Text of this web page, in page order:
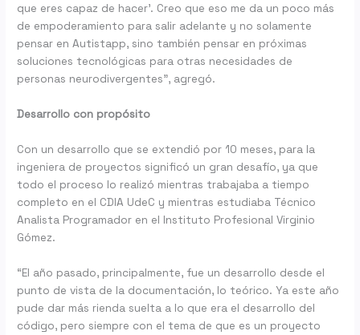
que eres capaz de hacer’. Creo que eso me da un poco más
de empoderamiento para salir adelante y no solamente
pensar en Autistapp, sino también pensar en próximas
soluciones tecnológicas para otras necesidades de
personas neurodivergentes”, agregó.
Desarrollo con propósito
Con un desarrollo que se extendió por 10 meses, para la
ingeniera de proyectos significó un gran desafío, ya que
todo el proceso lo realizó mientras trabajaba a tiempo
completo en el CDIA UdeC y mientras estudiaba Técnico
Analista Programador en el Instituto Profesional Virginio
Gómez.
“El año pasado, principalmente, fue un desarrollo desde el
punto de vista de la documentación, lo teórico. Ya este año
pude dar más rienda suelta a lo que era el desarrollo del
código, pero siempre con el tema de que es un proyecto